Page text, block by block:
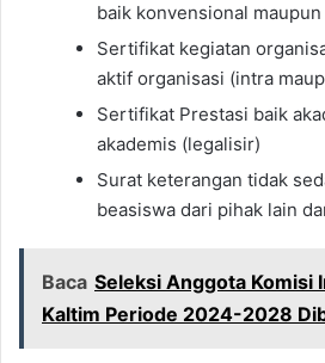
baik konvensional
Sertifikat kegiatan
aktif organisasi (intra
Sertifikat Prestasi baik
akademis (legalisir)
Surat keterangan tidak
beasiswa dari pihak lain
Baca Seleksi Anggota Komisi
Kaltim Periode 2024-2028